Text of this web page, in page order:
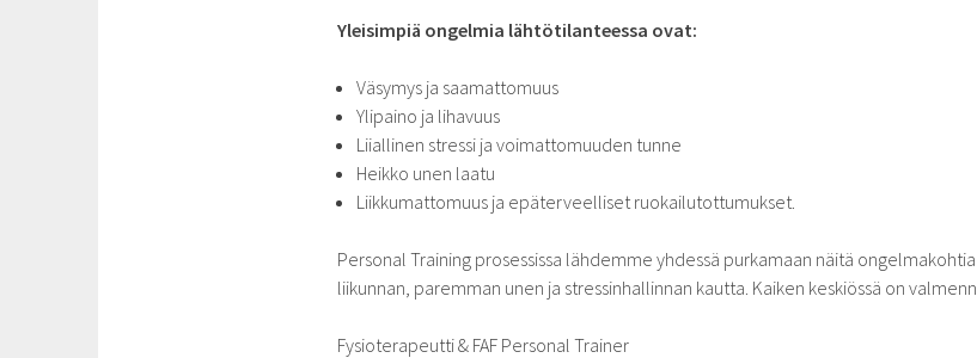
Yleisimpiä ongelmia lähtötilanteessa ovat:
Väsymys ja saamattomuus
Ylipaino ja lihavuus
Liiallinen stressi ja voimattomuuden tunne
Heikko unen laatu
Liikkumattomuus ja epäterveelliset ruokailutottumukset.
Personal Training prosessissa lähdemme yhdessä purkamaan näitä
liikunnan, paremman unen ja stressinhallinnan kautta. Kaiken keskiössä on
Fysioterapeutti & FAF Personal Trainer